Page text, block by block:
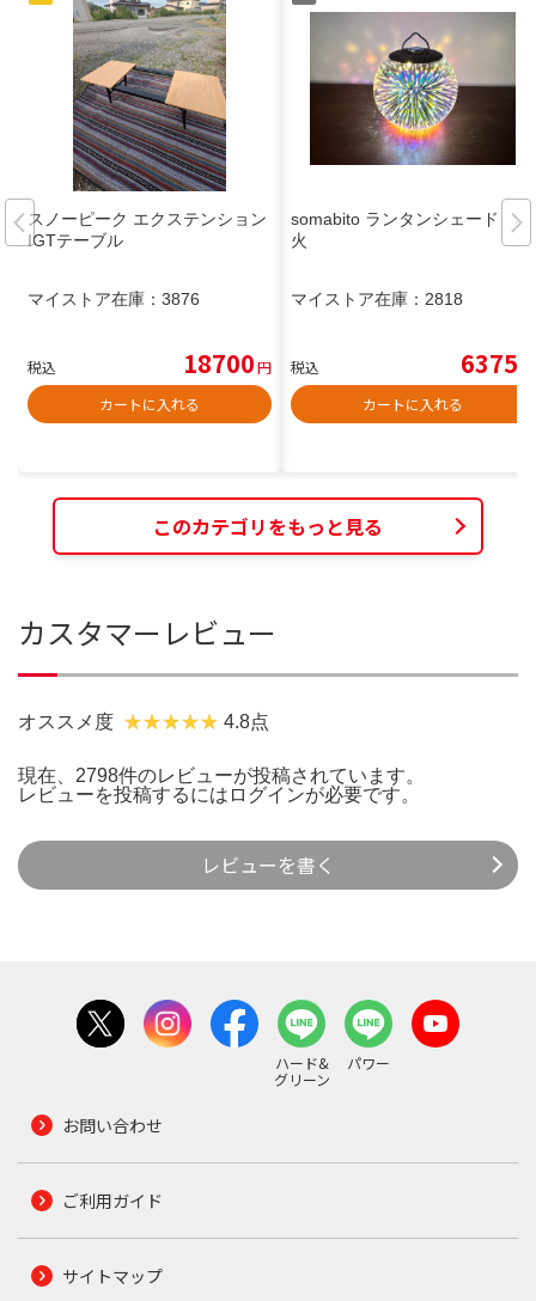
スノーピーク エクステンション
IGTテーブル
マイストア在庫： 3876
税込 18700円
カートに入れる
somabito ランタンシェード 花
火
マイストア在庫： 2818
税込 6375
カートに入れる
このカテゴリをもっと見る
カスタマーレビュー
オススメ度 4.8点
現在、2798件のレビューが投稿されています。
レビューを投稿するには ログインが必要です。
レビューを書く
ハード&
グリーン
パワー
お問い合わせ
ご利用ガイド
サイトマップ